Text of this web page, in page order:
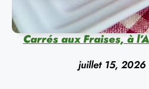
Carrés aux Fraises, à
juillet 15, 2026